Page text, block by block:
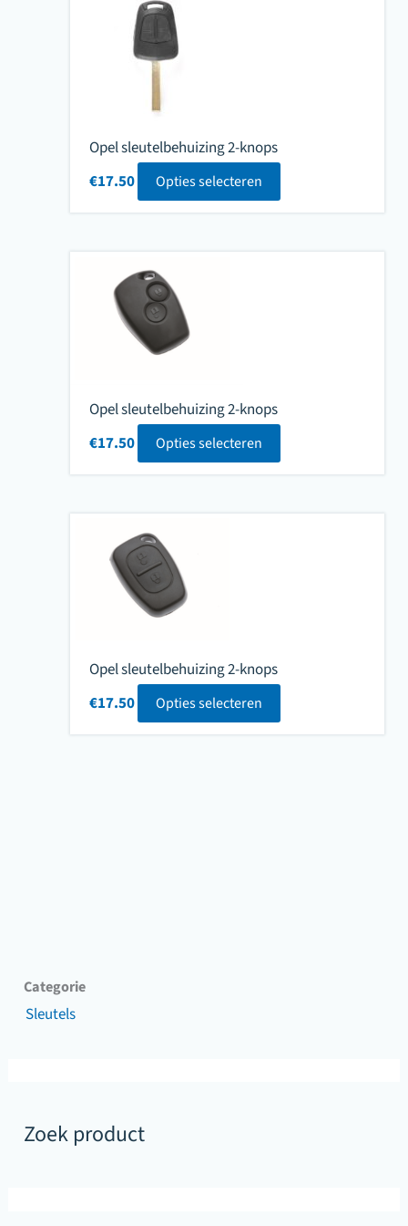
Categorie
Sleutels
Zoek product
Opel sleutelbehuizing 2-knops
€17.50 Opties selecteren
Opel sleutelbehuizing 2-knops
€17.50 Opties selecteren
Opel sleutelbehuizing 2-knops
€17.50 Opties selecteren